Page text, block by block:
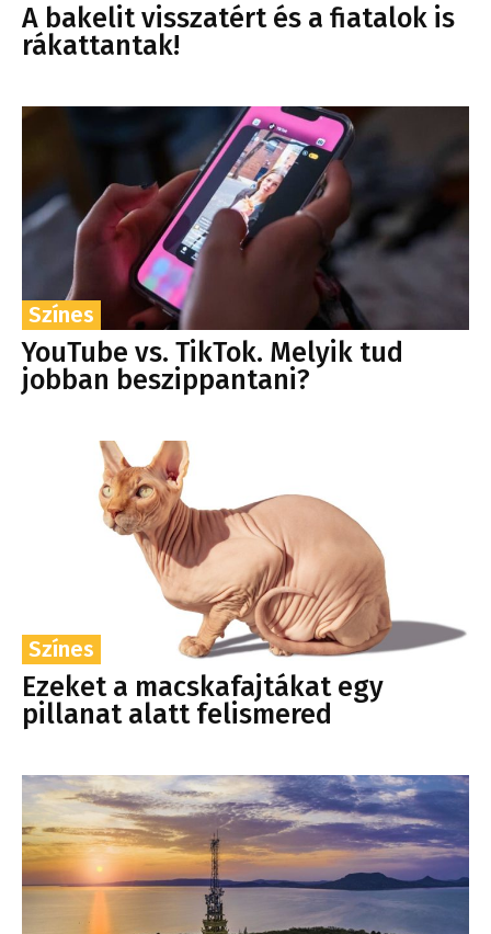
A bakelit visszatért és a fiatalok is
rákattantak!
Színes
YouTube vs. TikTok. Melyik tud
jobban beszippantani?
Színes
Ezeket a macskafajtákat egy
pillanat alatt felismered